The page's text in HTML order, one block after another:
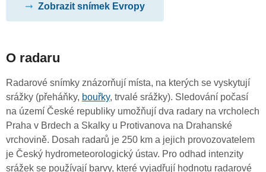
Zobrazit snímek Evropy
O radaru
Radarové snímky znázorňují místa, na kterých se vyskytují
srážky (přeháňky, bouřky, trvalé srážky). Sledování počasí
na území České republiky umožňují dva radary na vrcholech
Praha v Brdech a Skalky u Protivanova na Drahanské
vrchovině. Dosah radarů je 250 km a jejich provozovatelem
je Český hydrometeorologický ústav. Pro odhad intenzity
srážek se používají barvy, které vyjadřují hodnotu radarové